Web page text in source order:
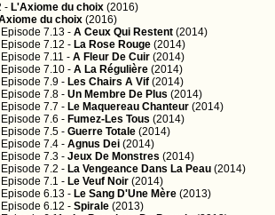
- L'Axiome du choix (2016)
du choix (2016)
7.13 - A Ceux Qui Restent (2014)
7.12 - La Rose Rouge (2014)
7.11 - A Fleur De Cuir (2014)
7.10 - A La Régulière (2014)
7.9 - Les Chairs A Vif (2014)
7.8 - Un Membre De Plus (2014)
7.7 - Le Maquereau Chanteur (2014)
7.6 - Fumez-Les Tous (2014)
7.5 - Guerre Totale (2014)
7.4 - Agnus Dei (2014)
7.3 - Jeux De Monstres (2014)
7.2 - La Vengeance Dans La Peau (2014)
7.1 - Le Veuf Noir (2014)
6.13 - Le Sang D'Une Mère (2013)
6.12 - Spirale (2013)